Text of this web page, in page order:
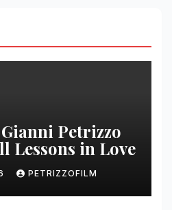
Petrizzo
Lessons in Love
PETRIZZOFILM